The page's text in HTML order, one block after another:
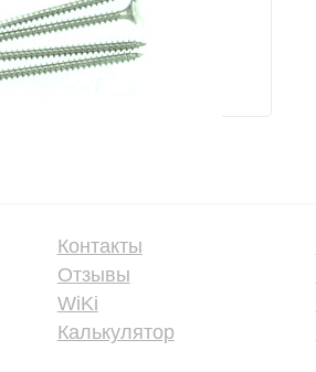
Контакты
Отзывы
WiKi
Калькулятор